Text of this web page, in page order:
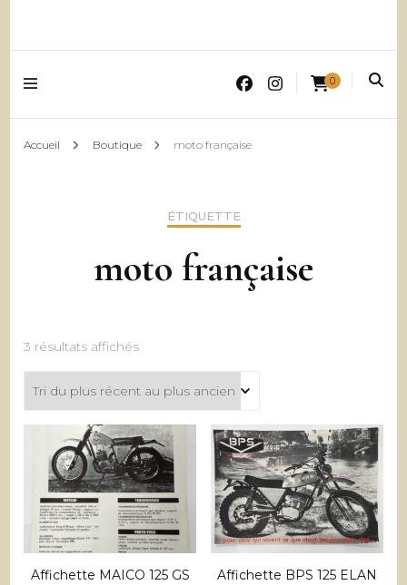
0
Accueil Boutique moto française
ÉTIQUETTE
moto française
3 résultats affichésTrié
plus
récent
au
plus
ancien
Affichette MAICO 125 GS
Affichette BPS 125 ELAN